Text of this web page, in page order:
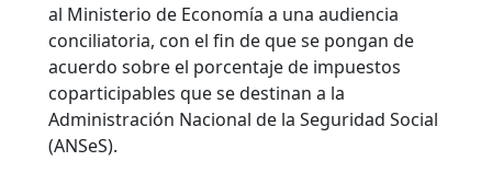
al Ministerio de Economía a una audiencia
conciliatoria, con el fin de que se pongan de
acuerdo sobre el porcentaje de impuestos
coparticipables que se destinan a la
Administración Nacional de la Seguridad Social
(ANSeS).